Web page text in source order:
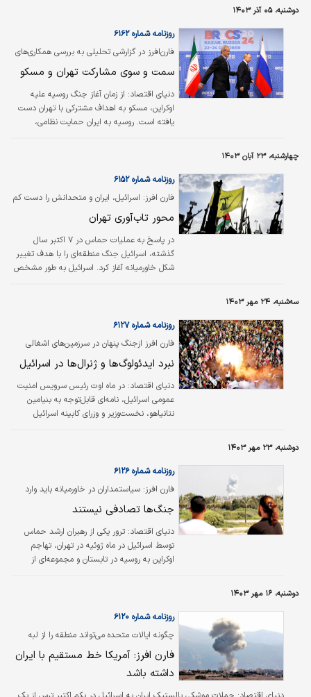
مثبت را دنبال کند. توافق هسته‌ای یک نمونه
منحصر به فرد است و غرب باید به دنبال احیای
آن و ارائه پیشنهادهای اقتصادی برای بهره‌مندی
ایران باشد. برای انجام این کار، ترامپ باید
اقدامات ملموس و عملی انجام دهد.
دوشنبه، ۰۵ آذر ۱۴۰۳
فارن‌افرز در گزارشی تحلیلی به بررسی همکاری‌های
روزنامه شماره ۶۱۶۲
سمت و سوی مشارکت تهران و مسکو
دنیای اقتصاد: از زمان آغاز جنگ روسیه علیه
اوکراین، مسکو به اهداف مشترکی با تهران دست
یافته است. روسیه به ایران حمایت نظامی،
مقامات ایرانی بارها به صراحت تاکید کرده‌‌‌اند که
هیچ‌گونه سلاحی برای استفاده در جنگ علیه
اوکراین در اختیار روسیه قرار نداده‌‌‌اند.
چهارشنبه، ۲۳ آبان ۱۴۰۳
فارن افرز: اسرائیل، ایران و متحدانش را دست کم
روزنامه شماره ۶۱۵۲
محور تاب‏‏‌آوری تهران
در پاسخ به عملیات حماس در ۷ اکتبر سال
گذشته، اسرائیل جنگ منطقه‏‏‌ای را با هدف تغییر
شکل خاورمیانه آغاز کرد. اسرائیل به طور مشخص
در سوریه و بخش‏‏‌هایی از نیروهای حشد الشعبی
در عراق می‌شود. رناد منصور، محقق ارشد و مدیر
پروژه ابتکار عراق در اندیشکده چتم‏‏‌هاوس در
فارن‌افرز نوشت: اسرائیل با کار روی مقیاسی که
تلاش‏‏‌های قبلی علیه این محور را نادیده می‏‏‌گیرد،…
سه‌شنبه، ۲۴ مهر ۱۴۰۳
فارن افرز ازجنگ پنهان در سرزمین‌های اشغالی
رونمایی کرد
روزنامه شماره ۶۱۲۷
نبرد ایدئولوگ‌ها و ژنرال‌ها در اسرائیل
دنیای اقتصاد: در ماه اوت رئیس سرویس امنیت
عمومی اسرائیل، نامه‌ای قابل‌توجه به بنیامین
نتانیاهو، نخست‌وزیر و وزرای کابینه اسرائیل
شده است. «مایراو زونزین» تحلیلگر ارشد اسرائیل
در گروه بین‌المللی بحران ۱۵ اکتبر در فارن افرز
نوشت: رونن بار رئیس سرویس امنیت عمومی
اسرائیل در این نامه هشدار داده‌است که تشدید
حملات شهرک نشینان اسرائیلی علیه فلسطینیان
در کرانه باختری اشغالی که او آن…
دوشنبه، ۲۳ مهر ۱۴۰۳
فارن افرز: سیاستمداران در خاورمیانه باید وارد
بازی چانه‌زنی شوند
روزنامه شماره ۶۱۲۶
جنگ‌ها تصادفی نیستند
دنیای اقتصاد: ترور یکی از رهبران ارشد حماس
توسط اسرائیل در ماه ژوئیه در تهران، تهاجم
اوکراین به روسیه در تابستان و مجموعه‌‌ای از
گسترده‌‌تری تبدیل شوند.
دوشنبه، ۱۶ مهر ۱۴۰۳
چگونه ایالات متحده می‌تواند منطقه را از لبه
پرتگاه بازگرداند؟
روزنامه شماره ۶۱۲۰
فارن افرز: آمریکا خط مستقیم با ایران
داشته باشد